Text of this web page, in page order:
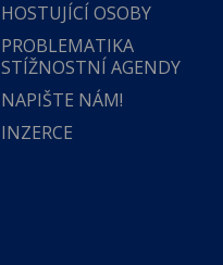
HOSTUJÍCÍ OSOBY
PROBLEMATIKA
STÍŽNOSTNÍ AGENDY
NAPIŠTE NÁM!
INZERCE